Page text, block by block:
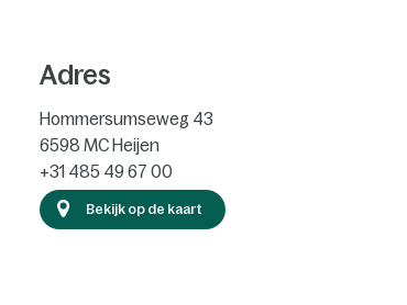
Adres
Hommersumseweg 43
6598 MC Heijen
+31 485 49 67 00
Bekijk op de kaart